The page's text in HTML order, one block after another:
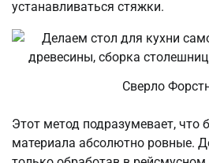
устанавливаться стяжки.
Сверло
Этот метод подразумевает, что
материала абсолютно ровные.